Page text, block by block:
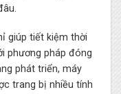
giúp tiết kiệm thời
phương pháp đóng
phát triển, máy
trang bị nhiều tính